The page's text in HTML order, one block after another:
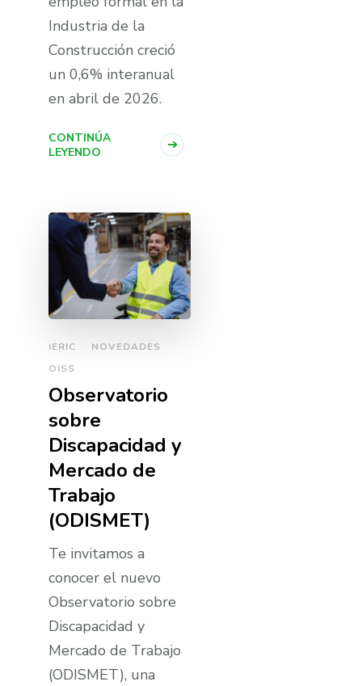
Industria de la
Construcción creció
un 0,6% interanual
en abril de 2026.
CONTINÚA
LEYENDO
IERIC
NOVEDADES
OISS
Observatorio
sobre
Discapacidad y
Mercado de
Trabajo
(ODISMET)
Te invitamos a
conocer el nuevo
Observatorio sobre
Discapacidad y
Mercado de Trabajo
(ODISMET), una